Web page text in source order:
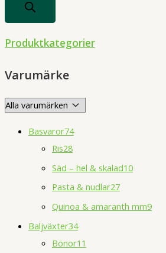
u
s
Produktkategorier
Varumärke
Basvaror74
Ris28
Säd – hel & skalad10
Pasta & nudlar27
Quinoa & amaranth mm9
Baljväxter34
Bönor11